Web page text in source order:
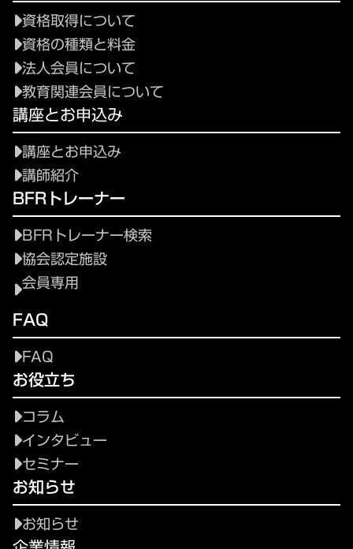
資格取得について
資格の種類と料金
法人会員について
教育関連会員について
講座とお申込み
講座とお申込み
講師紹介
BFRトレーナー
BFRトレーナー検索
協会認定施設
会員専用
FAQ
FAQ
お役立ち
コラム
インタビュー
セミナー
お知らせ
お知らせ